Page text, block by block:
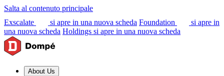
Salta al contenuto principale
Exscalate
si apre in una nuova scheda Foundation
si apre in
una nuova scheda Holdings si apre in una nuova scheda
About Us